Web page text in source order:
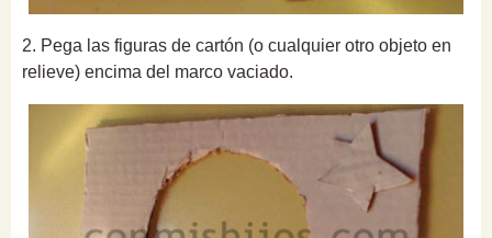
2. Pega las figuras de cartón (o cualquier otro objeto en
relieve) encima del marco vaciado.